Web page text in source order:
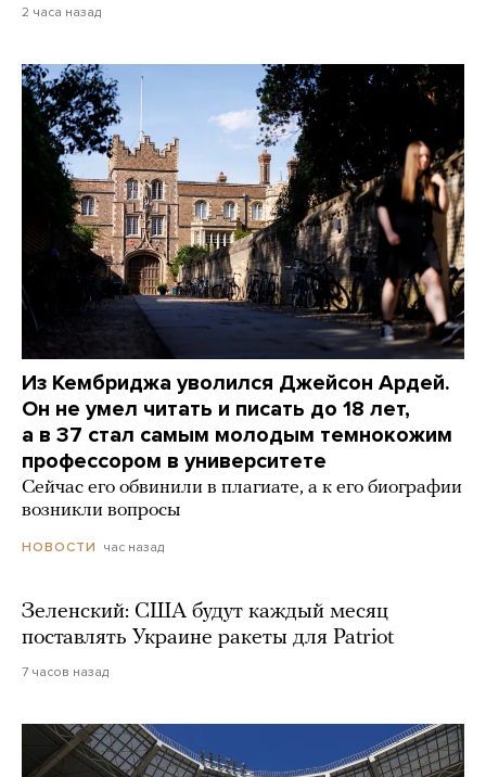
2 часа назад
Из Кембриджа уволился Джейсон Ардей.
Он не умел читать и писать до 18 лет,
а в 37 стал самым молодым темнокожим
профессором в университете
Сейчас его обвинили в плагиате, а к его биографии
возникли вопросы
НОВОСТИ час назад
Зеленский: США будут каждый месяц
поставлять Украине ракеты для Patriot
7 часов назад